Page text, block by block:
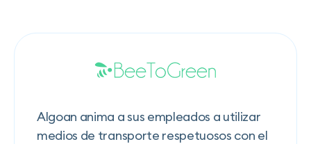
Algoan anima a sus empleados a utilizar
medios de transporte respetuosos con el